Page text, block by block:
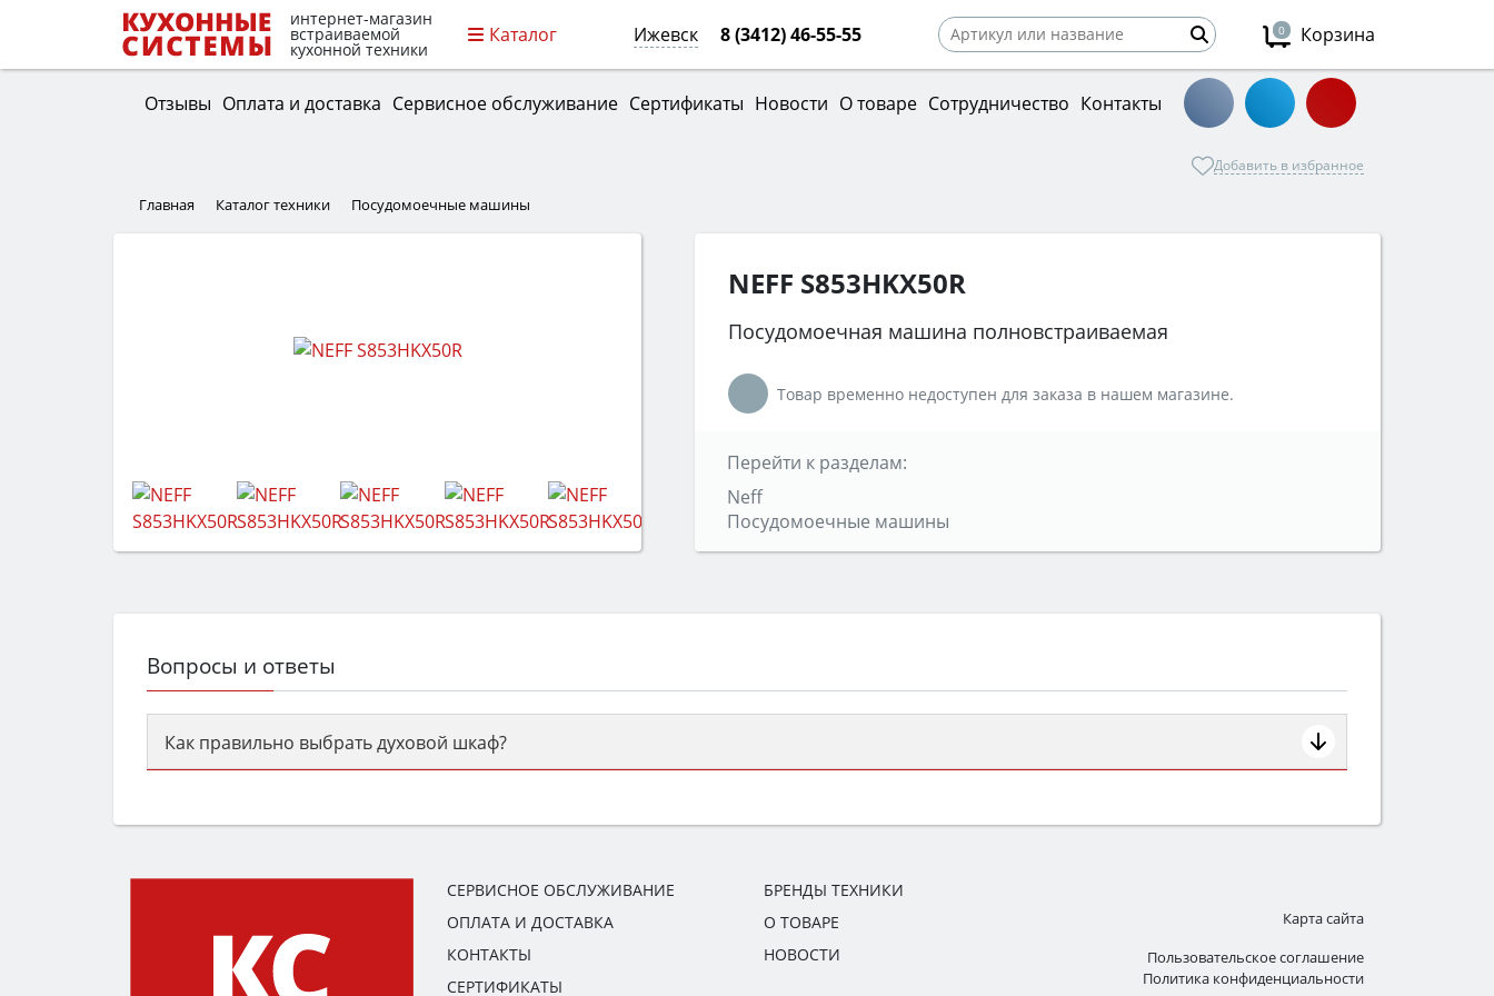
интернет-магазин
встраиваемой
кухонной техники
Каталог Ижевск 8 (3412) 46-55-55 0 Корзина
Отзывы Оплата и доставка Сервисное обслуживание Сертификаты Новости О товаре Сотрудничество Контакты
Добавить в избранное
Главная Каталог техники Посудомоечные машины
NEFF S853HKX50R
Посудомоечная машина полновстраиваемая
Товар временно недоступен для заказа в нашем магазине.
Перейти к разделам:
Neff
Посудомоечные машины
Вопросы и ответы
Как правильно выбрать духовой шкаф?
семьи, класс энергопотребления не ниже A и нужные функции (конвекция, гриль, самоочистка, защита от детей).
СЕРВИСНОЕ ОБСЛУЖИВАНИЕ
ОПЛАТА И ДОСТАВКА
КОНТАКТЫ
СЕРТИФИКАТЫ
БРЕНДЫ ТЕХНИКИ
О ТОВАРЕ
НОВОСТИ
Карта сайта
Пользовательское соглашение
Политика конфиденциальности